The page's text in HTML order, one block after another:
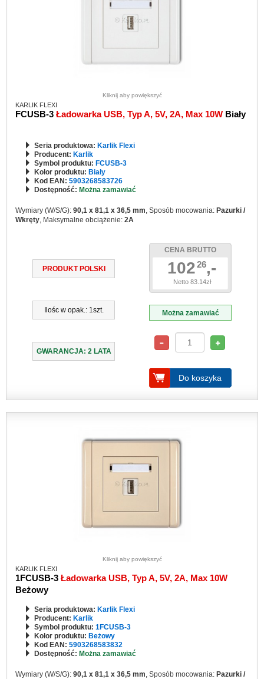
Kliknij aby powiększyć
KARLIK FLEXI
FCUSB-3 Ładowarka USB, Typ A, 5V, 2A, Max 10W Biały
Seria produktowa: Karlik Flexi
Producent: Karlik
Symbol produktu: FCUSB-3
Kolor produktu: Biały
Kod EAN: 5903268583726
Dostępność: Można zamawiać
Wymiary (W/S/G): 90,1 x 81,1 x 36,5 mm, Sposób mocowania: Pazurki /
Wkręty, Maksymalne obciążenie: 2A
PRODUKT POLSKI
Ilośc w opak.: 1szt.
GWARANCJA: 2 LATA
CENA BRUTTO
10226,-
Netto 83.14zł
Można zamawiać
Do koszyka
Kliknij aby powiększyć
KARLIK FLEXI
1FCUSB-3 Ładowarka USB, Typ A, 5V, 2A, Max 10W
Beżowy
Seria produktowa: Karlik Flexi
Producent: Karlik
Symbol produktu: 1FCUSB-3
Kolor produktu: Beżowy
Kod EAN: 5903268583832
Dostępność: Można zamawiać
Wymiary (W/S/G): 90,1 x 81,1 x 36,5 mm, Sposób mocowania: Pazurki /